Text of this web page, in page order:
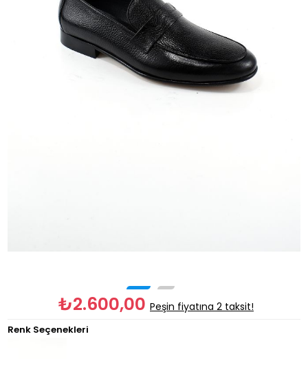
₺2.600,00 Peşin fiyatına 2 taksit!
Renk Seçenekleri